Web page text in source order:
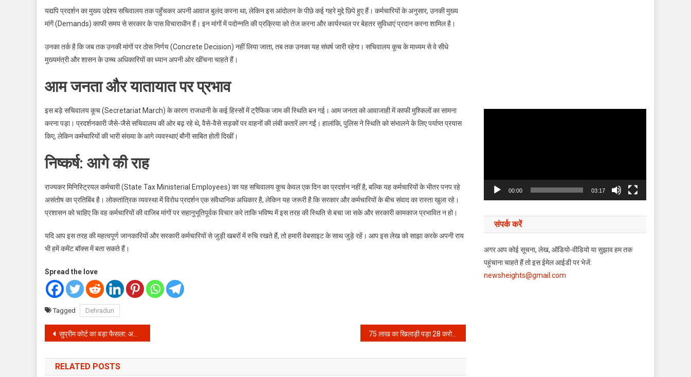
यद्यपि प्रदर्शन का मुख्य उद्देश्य सचिवालय तक पहुँचकर अपनी आवाज बुलंद करना था, लेकिन इस आंदोलन के पीछे कई गहरे मुद्दे छिपे हुए हैं। कर्मचारियों के अनुसार, उनकी मुख्य
मांगें (Demands) काफी समय से सरकार के पास विचाराधीन हैं। इन मांगों में पदोन्नति की प्रक्रिया को तेज करना और कार्यस्थल पर बेहतर सुविधाएं प्रदान करना शामिल है।
उनका तर्क है कि जब तक उनकी मांगों पर ठोस निर्णय (Concrete Decision) नहीं लिया जाता, तब तक उनका यह संघर्ष जारी रहेगा। सचिवालय कूच के माध्यम से वे सीधे
मुख्यमंत्री और शासन के उच्च अधिकारियों का ध्यान अपनी ओर खींचना चाहते हैं।
आम जनता और यातायात पर प्रभाव
इस बड़े सचिवालय कूच (Secretariat March) के कारण राजधानी के कई हिस्सों में ट्रैफिक जाम की स्थिति बन गई। आम जनता को आवाजाही में काफी मुश्किलों का सामना
करना पड़ा। प्रदर्शनकारी जैसे-जैसे सचिवालय की ओर बढ़ रहे थे, वैसे-वैसे सड़कों पर वाहनों की लंबी कतारें लग गईं। हालांकि, पुलिस ने स्थिति को संभालने के लिए पर्याप्त प्रयास
किए, लेकिन कर्मचारियों की भारी संख्या के आगे व्यवस्थाएं बौनी साबित होती दिखीं।
निष्कर्ष: आगे की राह
राज्यकर मिनिस्ट्रियल कर्मचारी (State Tax Ministerial Employees) का यह सचिवालय कूच केवल एक दिन का प्रदर्शन नहीं है, बल्कि यह कर्मचारियों के भीतर पनप रहे
असंतोष का प्रतिबिंब है। लोकतांत्रिक व्यवस्था में विरोध प्रदर्शन एक संवैधानिक अधिकार है, लेकिन यह जरूरी है कि सरकार और कर्मचारियों के बीच संवाद का रास्ता खुला रहे।
प्रशासन को चाहिए कि वह कर्मचारियों की वाजिब मांगों पर सहानुभूतिपूर्वक विचार करे ताकि भविष्य में इस तरह की स्थिति से बचा जा सके और सरकारी कामकाज प्रभावित न हो।
यदि आप इस तरह की महत्वपूर्ण जानकारियों और सरकारी कर्मचारियों से जुड़ी खबरों में रुचि रखते हैं, तो हमारी वेबसाइट के साथ जुड़े रहें। आप इस लेख को साझा करके अपनी राय
भी हमें कमेंट बॉक्स में बता सकते हैं।
Spread the love
Tagged Dehradun
Post
navigation
सुप्रीम कोर्ट का बड़ा फैसला: अरुणाचल प्रदेश के मुख्यमंत्री के परिवार पर सीबीआई का शिकंजा, 1270 करोड़ के घोटाले की होगी जांच 75 लाख का खिलाड़ी पड़ा 28 करोड़ पर भारी: सरफराज खान ने अपने प्रदर्शन से सबको चौंकाया
RELATED POSTS
00:00 03:17
संपर्क करें
अगर आप कोई सूचना, लेख, ऑडियो-वीडियो या सुझाव हम तक
पहुंचाना चाहते हैं तो इस ईमेल आईडी पर भेजें:
newsheights@gmail.com